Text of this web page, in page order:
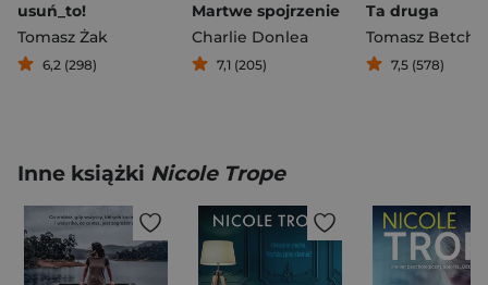
usuń_to!
Tomasz Żak
6,2 (298)
Martwe spojrzenie
Charlie Donlea
7,1 (205)
Ta druga
Tomasz
7,5 (578)
Inne książki Nicole Trope